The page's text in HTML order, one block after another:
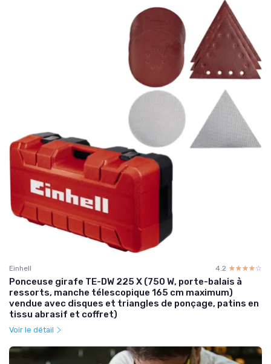
Einhell 4.2 ☆☆☆☆☆
★★★★★
Ponceuse girafe TE-DW 225 X (750 W, porte-balais à
ressorts, manche télescopique 165 cm maximum)
vendue avec disques et triangles de ponçage, patins en
tissu abrasif et coffret)
Voir le détail